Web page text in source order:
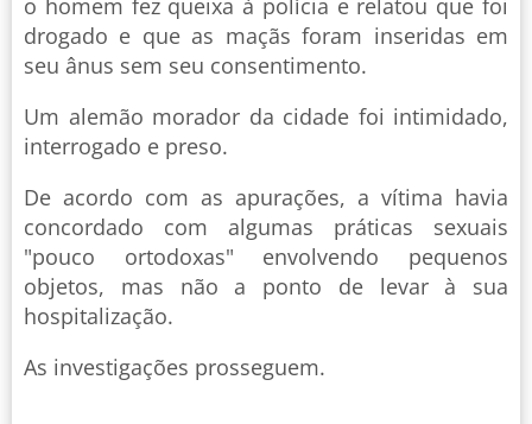
o homem fez queixa à polícia e relatou que foi
drogado e que as maçãs foram inseridas em
seu ânus sem seu consentimento.
Um alemão morador da cidade foi intimidado,
interrogado e preso.
De acordo com as apurações, a vítima havia
concordado com algumas práticas sexuais
"pouco ortodoxas" envolvendo pequenos
objetos, mas não a ponto de levar à sua
hospitalização.
As investigações prosseguem.